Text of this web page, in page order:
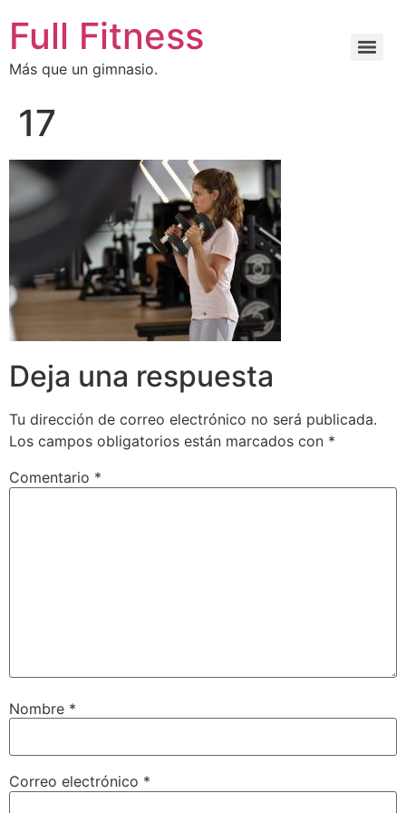
Full Fitness
Más que un gimnasio.
17
Deja una respuesta
Tu dirección de correo electrónico no será publicada.
Los campos obligatorios están marcados con *
Comentario *
Nombre *
Correo electrónico *